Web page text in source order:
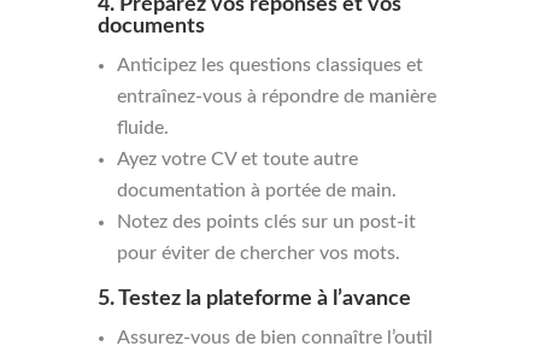
4. Préparez vos réponses et vos
documents
Anticipez les questions classiques et
entraînez-vous à répondre de manière
fluide.
Ayez votre CV et toute autre
documentation à portée de main.
Notez des points clés sur un post-it
pour éviter de chercher vos mots.
5. Testez la plateforme à l’avance
Assurez-vous de bien connaître l’outil